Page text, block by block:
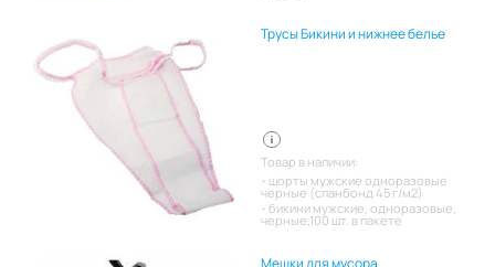
Трусы Бикини и нижнее белье
Товар в наличии:
шорты мужские одноразовые
черные (спанбонд 45 г/м2)
бикини мужские, одноразовые,
черные,100 шт. в пакете
Мешки для мусора